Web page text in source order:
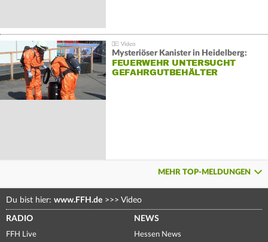
Mysteriöser Kanister in Heidelberg:
FEUERWEHR UNTERSUCHT
GEFAHRGUTBEHÄLTER
MEHR TOP-MELDUNGEN
Du bist hier: www.FFH.de >>> Video
RADIO
FFH Live
NEWS
Hessen News